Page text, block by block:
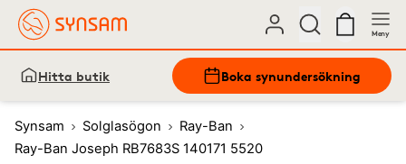
Meny
Hitta butik Boka synundersökning
Synsam Solglasögon
Ray-Ban
Ray-Ban Joseph RB7683S 140171 5520